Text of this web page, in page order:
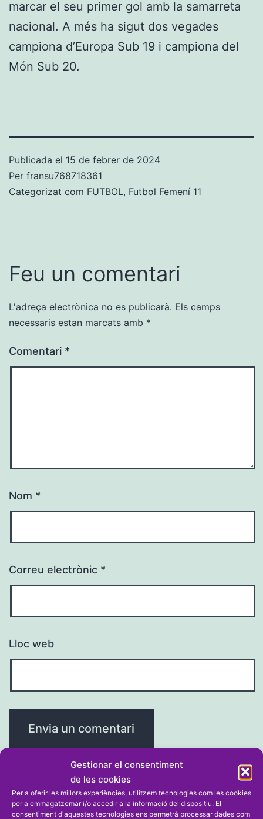
Gestionar el consentiment
de les cookies
Per a oferir les millors experiències, utilitzem tecnologies com les cookies
per a emmagatzemar i/o accedir a la informació del dispositiu. El
consentiment d'aquestes tecnologies ens permetrà processar dades com
marcar el seu primer gol amb la samarreta
nacional. A més ha sigut dos vegades
campiona d’Europa Sub 19 i campiona del
Món Sub 20.
Publicada el 15 de febrer de 2024
Per fransu768718361
Categorizat com FUTBOL, Futbol Femení 11
Feu un comentari
L'adreça electrònica no es publicarà. Els camps
necessaris estan marcats amb *
Comentari *
Nom *
Correu electrònic *
Lloc web
Navegació
Entrada anterior